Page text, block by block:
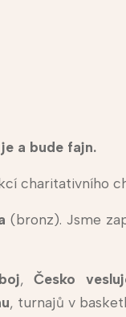
je a bude fajn.
charitativního
(bronz). Jsme
,Česko
, turnajů v